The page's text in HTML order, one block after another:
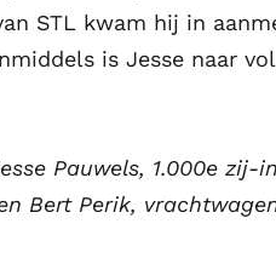
STL kwam hij in
is Jesse naar
Pauwels, 1.000e
Bert Perik,